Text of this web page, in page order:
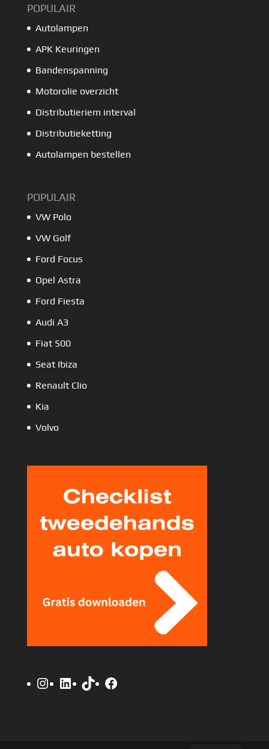
POPULAIR
Autolampen
APK Keuringen
Bandenspanning
Motorolie overzicht
Distributieriem interval
Distributieketting
Autolampen bestellen
POPULAIR
VW Polo
VW Golf
Ford Focus
Opel Astra
Ford Fiesta
Audi A3
Fiat 500
Seat Ibiza
Renault Clio
Kia
Volvo
Instagram
LinkedIn
TikTokFacebook